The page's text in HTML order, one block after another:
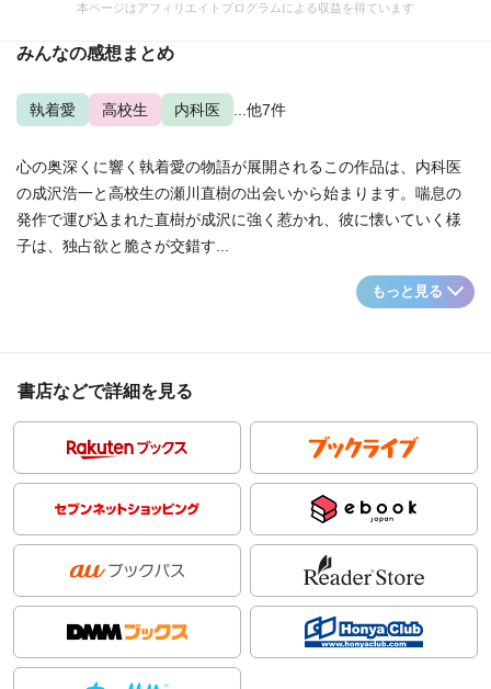
本ページはアフィリエイトプログラムによる収益を得ています
みんなの感想まとめ
執着愛 高校生 内科医 ...他7件
心の奥深くに響く執着愛の物語が展開されるこの作品は、内科医
の成沢浩一と高校生の瀬川直樹の出会いから始まります。喘息の
発作で運び込まれた直樹が成沢に強く惹かれ、彼に懐いていく様
子は、独占欲と脆さが交錯す...
もっと見る
書店などで詳細を見る